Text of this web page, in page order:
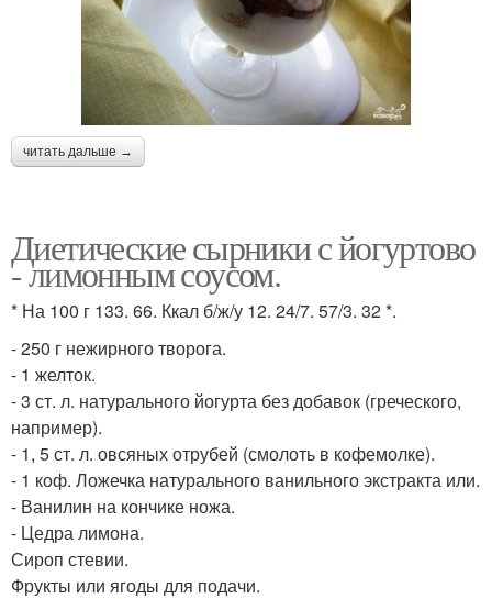
читать дальше →
Диетические сырники с йогуртово
- лимонным соусом.
* На 100 г 133. 66. Ккал б/ж/у 12. 24/7. 57/3. 32 *.
- 250 г нежирного творога.
- 1 желток.
- 3 ст. л. натурального йогурта без добавок (греческого,
например).
- 1, 5 ст. л. овсяных отрубей (смолоть в кофемолке).
- 1 коф. Ложечка натурального ванильного экстракта или.
- Ванилин на кончике ножа.
- Цедра лимона.
Сироп стевии.
Фрукты или ягоды для подачи.